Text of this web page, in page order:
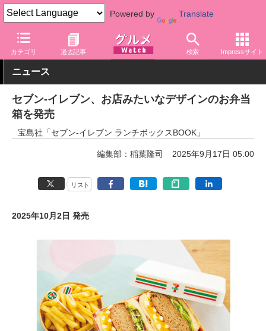
Powered by Translate
カテゴリ 過去記事 検索 Impressサイト
グルメ Watch 店舗 コンビニ セブン-イレブン
ニュース
セブン-イレブン、お店みたいなデザインのお弁当
箱を発売
宝島社「セブン-イレブン ランチボックスBOOK」
編集部：稲葉隆司 2025年9月17日 05:00
リスト
2025年10月2日 発売